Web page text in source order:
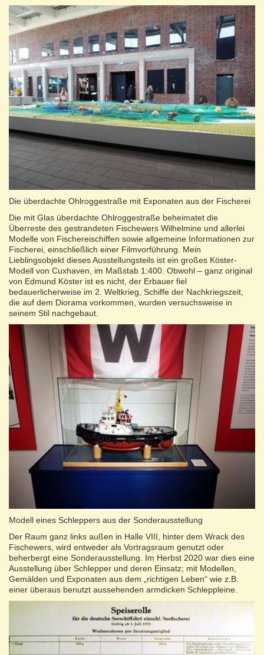
Die überdachte Ohlroggestraße mit Exponaten aus der Fischerei
Die mit Glas überdachte Ohlroggestraße beheimatet die
Überreste des gestrandeten Fischewers Wilhelmine und allerlei
Modelle von Fischereischiffen sowie allgemeine Informationen zur
Fischerei, einschließlich einer Filmvorführung. Mein
Lieblingsobjekt dieses Ausstellungsteils ist ein großes Köster-
Modell von Cuxhaven, im Maßstab 1:400. Obwohl – ganz original
von Edmund Köster ist es nicht, der Erbauer fiel
bedauerlicherweise im 2. Weltkrieg, Schiffe der Nachkriegszeit,
die auf dem Diorama vorkommen, wurden versuchsweise in
seinem Stil nachgebaut.
Modell eines Schleppers aus der Sonderausstellung
Der Raum ganz links außen in Halle VIII, hinter dem Wrack des
Fischewers, wird entweder als Vortragsraum genutzt oder
beherbergt eine Sonderausstellung. Im Herbst 2020 war dies eine
Ausstellung über Schlepper und deren Einsatz; mit Modellen,
Gemälden und Exponaten aus dem „richtigen Leben“ wie z.B.
einer überaus benutzt aussehenden armdicken Schleppleine.